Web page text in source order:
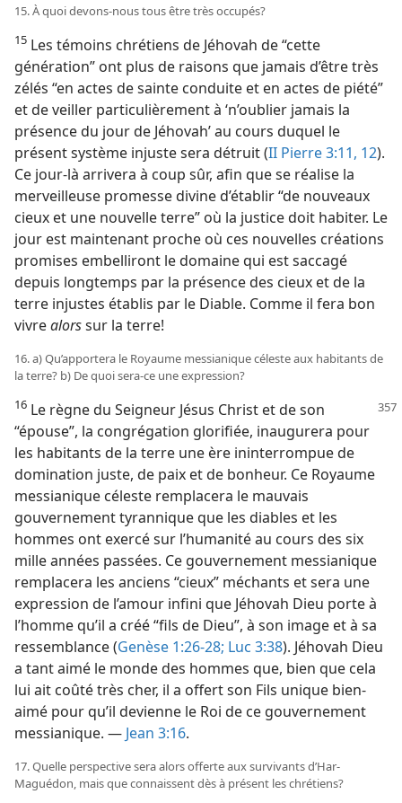
15. À quoi devons-​nous tous être très occupés?
15 Les témoins chrétiens de Jéhovah de “cette
génération” ont plus de raisons que jamais d’être très
zélés “en actes de sainte conduite et en actes de piété”
et de veiller particulièrement à ‘n’oublier jamais la
présence du jour de Jéhovah’ au cours duquel le
présent système injuste sera détruit (II Pierre 3:11, 12).
Ce jour-​là arrivera à coup sûr, afin que se réalise la
merveilleuse promesse divine d’établir “de nouveaux
cieux et une nouvelle terre” où la justice doit habiter. Le
jour est maintenant proche où ces nouvelles créations
promises embelliront le domaine qui est saccagé
depuis longtemps par la présence des cieux et de la
terre injustes établis par le Diable. Comme il fera bon
vivrealorssur la terre!
16. a) Qu’apportera le Royaume messianique céleste aux habitants de
la terre? b) De quoi sera-​ce une expression?
16 Le règne du Seigneur Jésus Christ et de son
“épouse”, la congrégation glorifiée, inaugurera pour
les habitants de la terre une ère ininterrompue de
domination juste, de paix et de bonheur. Ce Royaume
messianique céleste remplacera le mauvais
gouvernement tyrannique que les diables et les
hommes ont exercé sur l’humanité au cours des six
mille années passées. Ce gouvernement messianique
remplacera les anciens “cieux” méchants et sera une
expression de l’amour infini que Jéhovah Dieu porte à
l’homme qu’il a créé “fils de Dieu”, à son image et à sa
ressemblance (Genèse 1:26-28; Luc 3:38). Jéhovah Dieu
a tant aimé le monde des hommes que, bien que cela
lui ait coûté très cher, il a offert son Fils unique bien-
aimé pour qu’il devienne le Roi de ce gouvernement
messianique. — Jean 3:16.
17. Quelle perspective sera alors offerte aux survivants d’Har-
Maguédon, mais que connaissent dès à présent les chrétiens?